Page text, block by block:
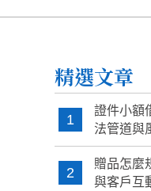
精選文章
1
證件小額
法管道與
2
贈品怎麼
與客戶互